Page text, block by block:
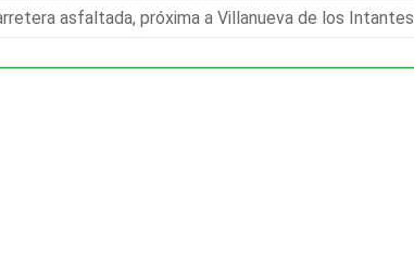
asfaltada, próxima a Villanueva de los Intantes